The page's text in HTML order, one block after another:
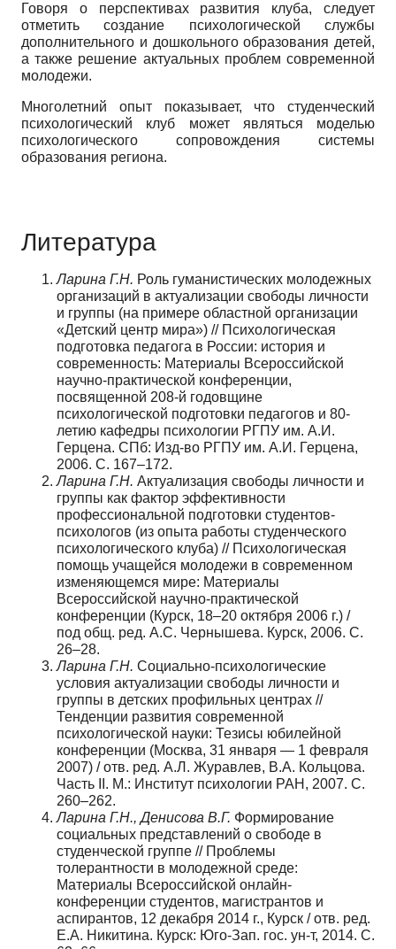
Говоря о перспективах развития клуба, следует
отметить создание психологической службы
дополнительного и дошкольного образования детей,
а также решение актуальных проблем современной
молодежи.
Многолетний опыт показывает, что студенческий
психологический клуб может являться моделью
психологического сопровождения системы
образования региона.
Литература
Ларина Г.Н. Роль гуманистических молодежных
организаций в актуализации свободы личности
и группы (на примере областной организации
«Детский центр мира») // Психологическая
подготовка педагога в России: история и
современность: Материалы Всероссийской
научно-практической конференции,
посвященной 208-й годовщине
психологической подготовки педагогов и 80-
летию кафедры психологии РГПУ им. А.И.
Герцена. СПб: Изд-во РГПУ им. А.И. Герцена,
2006. С. 167–172.
Ларина Г.Н. Актуализация свободы личности и
группы как фактор эффективности
профессиональной подготовки студентов-
психологов (из опыта работы студенческого
психологического клуба) // Психологическая
помощь учащейся молодежи в современном
изменяющемся мире: Материалы
Всероссийской научно-практической
конференции (Курск, 18–20 октября 2006 г.) /
под общ. ред. А.С. Чернышева. Курск, 2006. С.
26–28.
Ларина Г.Н. Социально-психологические
условия актуализации свободы личности и
группы в детских профильных центрах //
Тенденции развития современной
психологической науки: Тезисы юбилейной
конференции (Москва, 31 января — 1 февраля
2007) / отв. ред. А.Л. Журавлев, В.А. Кольцова.
Часть II. М.: Институт психологии РАН, 2007. С.
260–262.
Ларина Г.Н., Денисова В.Г. Формирование
социальных представлений о свободе в
студенческой группе // Проблемы
толерантности в молодежной среде:
Материалы Всероссийской онлайн-
конференции студентов, магистрантов и
аспирантов, 12 декабря 2014 г., Курск / отв. ред.
Е.А. Никитина. Курск: Юго-Зап. гос. ун-т, 2014. С.